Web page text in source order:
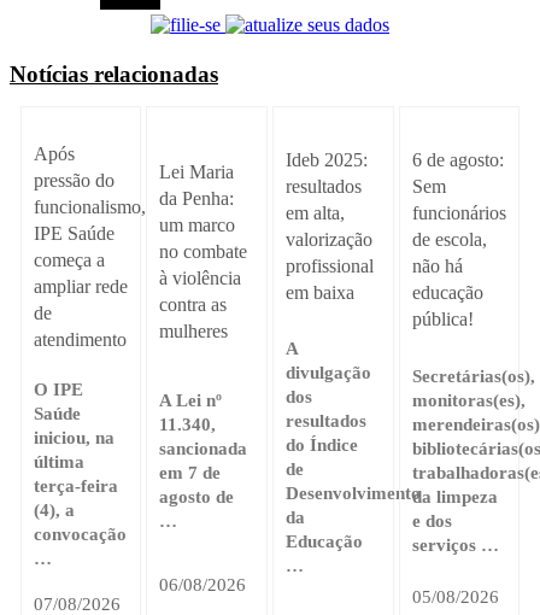
Notícias relacionadas
Após
pressão do
funcionalismo,
IPE Saúde
começa a
ampliar rede
de
atendimento
O IPE
Saúde
iniciou, na
última
terça-feira
(4), a
convocação
…
07/08/2026
Lei Maria
da Penha:
um marco
no combate
à violência
contra as
mulheres
A Lei nº
11.340,
sancionada
em 7 de
agosto de
…
06/08/2026
Ideb 2025:
resultados
em alta,
valorização
profissional
em baixa
A
divulgação
dos
resultados
do Índice
de
Desenvolvimento
da
Educação
…
6 de agosto:
Sem
funcionários
de escola,
não há
educação
pública!
Secretárias(os),
monitoras(es),
da limpeza
e dos
serviços …
05/08/2026